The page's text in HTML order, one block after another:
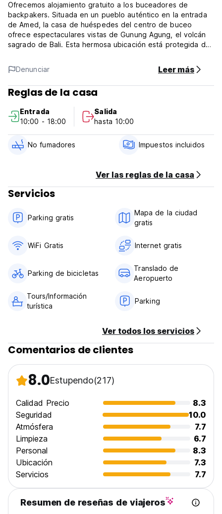
Ofrecemos alojamiento gratuito a los buceadores de
backpakers. Situada en un pueblo auténtico en la entrada
de Amed, la casa de huéspedes del centro de buceo
ofrece espectaculares vistas de Gunung Agung, el volcán
sagrado de Bali. Esta hermosa ubicación está protegida del
única de la vida rural tradicional. La casa de huéspedes
tiene bungalows privados, ventiladores y dormitorios con
aire acondicionado, cocinas y una variedad de áreas
relajadas, con bolsas de frijoles. (Auto-translated from
Denunciar Leer más
Reglas de la casa
Entrada
10:00 - 18:00
Salida
hasta 10:00
No fumadores Impuestos incluidos
Ver las reglas de la casa
Servicios
Parking gratis
Mapa de la ciudad
gratis
WiFi Gratis Internet gratis
Parking de bicicletas
Translado de
Aeropuerto
Tours/Información
turística
Parking
Ver todos los servicios
Comentarios de clientes
8.0Estupendo(217)
Calidad Precio
8.3
Seguridad
10.0
Atmósfera
7.7
Limpieza
6.7
Personal
8.3
Ubicación
7.3
Servicios
7.7
Resumen de reseñas de viajeros